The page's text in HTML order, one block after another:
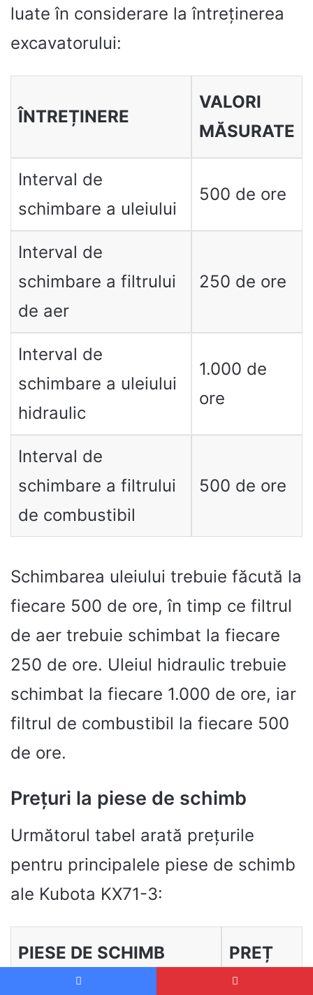
luate în considerare la întreținerea
excavatorului:
ÎNTREȚINERE
VALORI
MĂSURATE
Interval de
schimbare a uleiului
500 de ore
Interval de
schimbare a filtrului
de aer
250 de ore
Interval de
schimbare a uleiului
hidraulic
1.000 de
ore
Interval de
schimbare a filtrului
de combustibil
500 de ore
Schimbarea uleiului trebuie făcută la
fiecare 500 de ore, în timp ce filtrul
de aer trebuie schimbat la fiecare
250 de ore. Uleiul hidraulic trebuie
schimbat la fiecare 1.000 de ore, iar
filtrul de combustibil la fiecare 500
de ore.
Prețuri la piese de schimb
Următorul tabel arată prețurile
pentru principalele piese de schimb
ale Kubota KX71-3:
PIESE DE SCHIMB PREȚ